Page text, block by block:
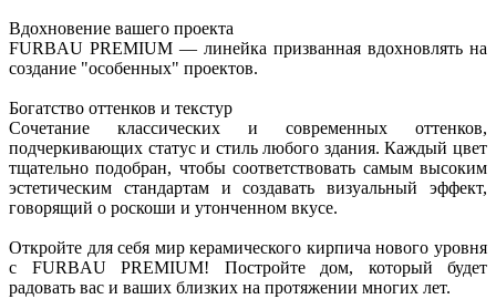
Вдохновение вашего проекта
FURBAU PREMIUM — линейка призванная вдохновлять на
создание "особенных" проектов.
Богатство оттенков и текстур
Сочетание классических и современных оттенков,
подчеркивающих статус и стиль любого здания. Каждый цвет
тщательно подобран, чтобы соответствовать самым высоким
эстетическим стандартам и создавать визуальный эффект,
говорящий о роскоши и утонченном вкусе.
Откройте для себя мир керамического кирпича нового уровня
с FURBAU PREMIUM! Постройте дом, который будет
радовать вас и ваших близких на протяжении многих лет.